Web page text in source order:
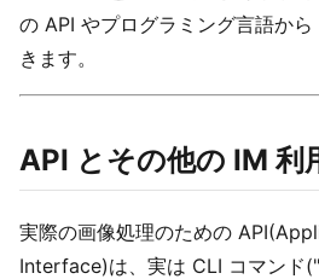
の API やプログラミング言語か
きます。
API とその他の IM 利
実際の画像処理のための
Interface)は、実は CLI コマンド("